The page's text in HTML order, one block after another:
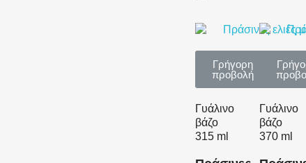
Γρήγορη
προβολή
Γυάλινο
βάζο
315 ml
Γυάλινο
βάζο
370 ml